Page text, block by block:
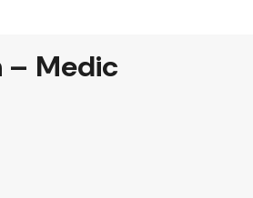
– Medic